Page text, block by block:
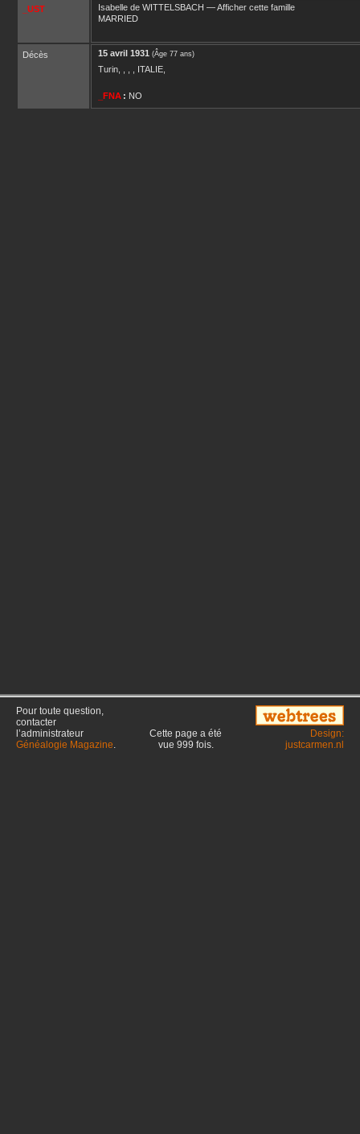
_UST Isabelle de WITTELSBACH —Afficher cette famille
MARRIED
Décès 15 avril 1931 (Âge 77 ans)
Turin, , , , ITALIE,
_FNA : NO
Pour toute question,
contacter
l’administrateur
Généalogie Magazine.
Cette page a été
vue 999 fois.
Design:
justcarmen.nl